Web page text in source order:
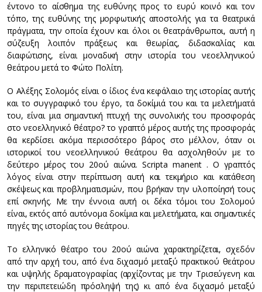
έντονο το αίσθημα της ευθύνης προς το ευρύ κοινό και τον
τόπο, της ευθύνης της μορφωτικής αποστολής για τα θεατρικά
πράγματα, την οποία έχουν και όλοι οι θεατράνθρωποι, αυτή η
σύζευξη λοιπόν πράξεως και θεωρίας, διδασκαλίας και
διαφώτισης, είναι μοναδική στην ιστορία του νεοελληνικού
θεάτρου μετά το Φώτο Πολίτη.
Ο Αλέξης Σολομός είναι ο ίδιος ένα κεφάλαιο της ιστορίας αυτής
και το συγγραφικό του έργο, τα δοκίμιά του και τα μελετήματά
του, είναι μια σημαντική πτυχή της συνολικής του προσφοράς
στο νεοελληνικό θέατρο? το γραπτό μέρος αυτής της προσφοράς
θα κερδίσει ακόμα περισσότερο βάρος στο μέλλον, όταν οι
ιστορικοί του νεοελληνικού θεάτρου θα ασχοληθούν με το
δεύτερο μέρος του 20ού αιώνα. Scripta manent . Ο γραπτός
λόγος είναι στην περίπτωση αυτή και τεκμήριο και κατάθεση
σκέψεως και προβληματισμών, που βρήκαν την υλοποίησή τους
επί σκηνής. Με την έννοια αυτή οι δέκα τόμοι του Σολομού
είναι, εκτός από αυτόνομα δοκίμια και μελετήματα, και σημαντικές
πηγές της ιστορίας του θεάτρου.
Το ελληνικό θέατρο του 20ού αιώνα χαρακτηρίζεται, σχεδόν
από την αρχή του, από ένα διχασμό μεταξύ πρακτικού θεάτρου
και υψηλής δραματογραφίας (αρχίζοντας με την Τρισεύγενη και
την περιπετειώδη πρόσληψή της) κι από ένα διχασμό μεταξύ